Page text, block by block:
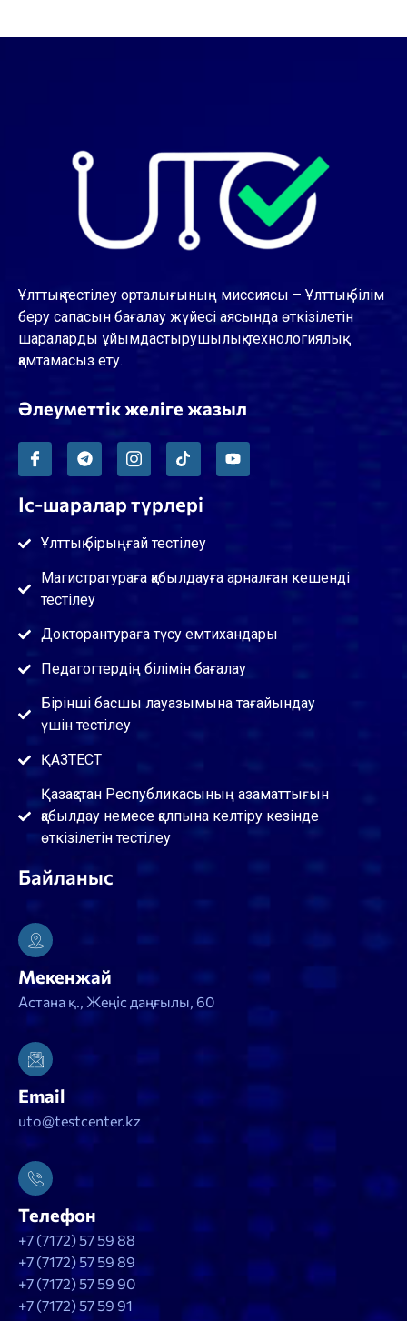
Ұлттық тестілеу орталығының миссиясы – Ұлттық білім
беру сапасын бағалау жүйесі аясында өткізілетін
шараларды ұйымдастырушылық-технологиялық
қамтамасыз ету.
Әлеуметтік желіге жазыл
Іс-шаралар түрлері
Ұлттық бірыңғай тестілеу
Магистратураға қабылдауға арналған кешенді
тестілеу
Докторантураға түсу емтихандары
Педагогтердің білімін бағалау
Бірінші басшы лауазымына тағайындау
үшін тестілеу
ҚАЗТЕСТ
Қазақстан Республикасының азаматтығын
қабылдау немесе қалпына келтіру кезінде
өткізілетін тестілеу
Байланыс
Мекенжай
Астана қ., Жеңіс даңғылы, 60
Email
uto@testcenter.kz
Телефон
+7 (7172) 57 59 88
+7 (7172) 57 59 89
+7 (7172) 57 59 90
+7 (7172) 57 59 91